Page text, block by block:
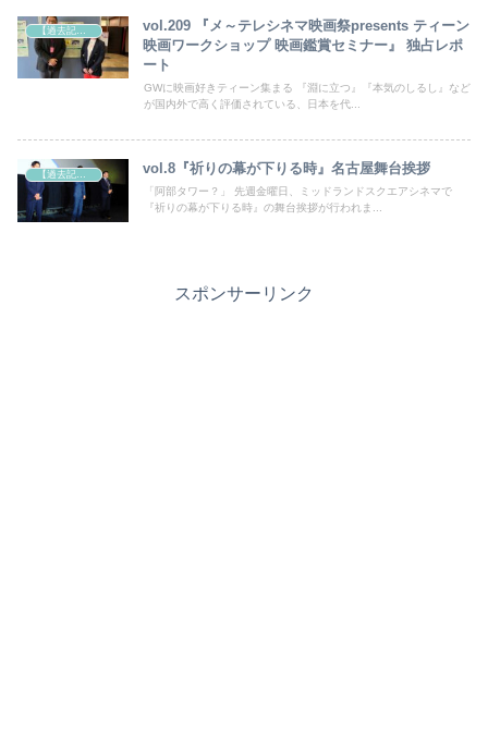
vol.209 『メ～テレシネマ映画祭presents ティーン
映画ワークショップ 映画鑑賞セミナー』 独占レポ
ート
GWに映画好きティーン集まる 『淵に立つ』『本気のしるし』など
が国内外で高く評価されている、日本を代...
vol.8『祈りの幕が下りる時』名古屋舞台挨拶
「阿部タワー？」 先週金曜日、ミッドランドスクエアシネマで
『祈りの幕が下りる時』の舞台挨拶が行われま...
スポンサーリンク